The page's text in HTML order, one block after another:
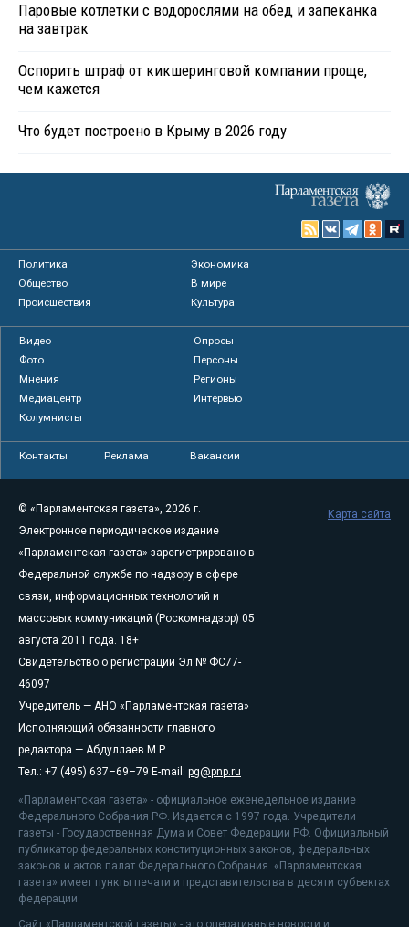
Паровые котлетки с водорослями на обед и запеканка
на завтрак
Оспорить штраф от кикшеринговой компании проще,
чем кажется
Что будет построено в Крыму в 2026 году
Политика
Экономика
Общество
В мире
Происшествия
Культура
Видео
Опросы
Фото
Персоны
Мнения
Регионы
Медиацентр
Интервью
Колумнисты
Контакты Реклама Вакансии
© «Парламентская газета», 2026 г.
Электронное периодическое издание
«Парламентская газета» зарегистрировано в
Федеральной службе по надзору в сфере
связи, информационных технологий и
массовых коммуникаций (Роскомнадзор) 05
августа 2011 года. 18+
Свидетельство о регистрации Эл № ФС77-
46097
Учредитель — АНО «Парламентская газета»
Исполняющий обязанности главного
редактора — Абдуллаев М.Р.
Тел.: +7 (495) 637–69–79 E-mail: pg@pnp.ru
«Парламентская газета» - официальное еженедельное издание
Федерального Собрания РФ. Издается с 1997 года. Учредители
газеты - Государственная Дума и Совет Федерации РФ. Официальный
публикатор федеральных конституционных законов, федеральных
законов и актов палат Федерального Собрания. «Парламентская
газета» имеет пункты печати и представительства в десяти субъектах
федерации.
Сайт «Парламентской газеты» - это оперативные новости и
Карта сайта